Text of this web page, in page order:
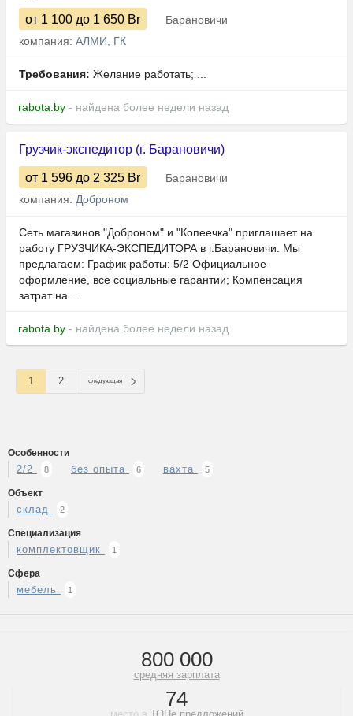
от 1 100 до 1 650 Br
Барановичи
компания: АЛМИ, ГК
Требования: Желание работать; ...
rabota.by - найдена более недели назад
Грузчик-экспедитор (г. Барановичи)
от 1 596 до 2 325 Br
Барановичи
компания: Доброном
Сеть магазинов "Доброном" и "Копеечка" приглашает на
работу ГРУЗЧИКА-ЭКСПЕДИТОРА в г.Барановичи. Мы
предлагаем: График работы: 5/2 Официальное
оформление, все социальные гарантии; Компенсация
затрат на...
rabota.by - найдена более недели назад
1 2 следующая
Особенности
2/2 8 без опыта 6 вахта 5
Объект
склад 2
Специализация
комплектовщик 1
Сфера
мебель 1
800 000
средняя зарплата
74